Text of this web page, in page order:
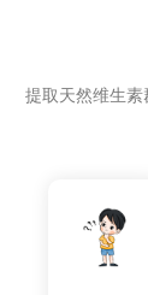
提取天然维生